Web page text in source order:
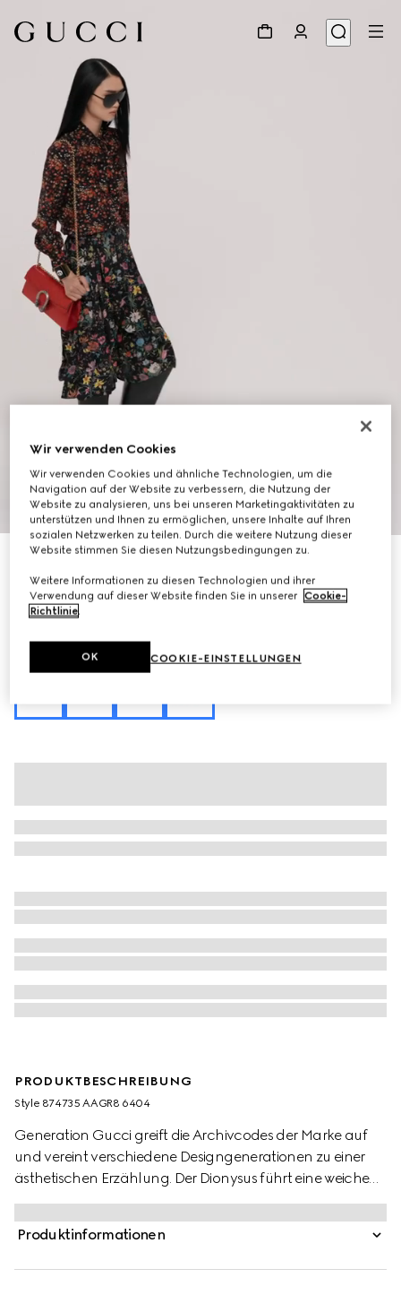
10
Mit Initialen personalisieren
CHF 2,790
VariantenRotes Leder
PRODUKTBESCHREIBUNG
Style ‎874735 AAGR8 6404
Generation Gucci greift die Archivcodes der Marke auf
und vereint verschiedene Designgenerationen zu einer
ästhetischen Erzählung. Der Dionysus führt eine weiche
Zwickelkonstruktion und zweifarbige Metallteile ein. Die
Metallausführungen des emblematischen Tigerkopfes
und des neuen Kettenriemens ergänzen jede Stilvariation
Produktinformationen
Wir verwenden Cookies
Wir verwenden Cookies und ähnliche Technologien, um die
Navigation auf der Website zu verbessern, die Nutzung der
Website zu analysieren, uns bei unseren Marketingaktivitäten zu
unterstützen und Ihnen zu ermöglichen, unsere Inhalte auf Ihren
sozialen Netzwerken zu teilen. Durch die weitere Nutzung dieser
Website stimmen Sie diesen Nutzungsbedingungen zu.
Weitere Informationen zu diesen Technologien und ihrer
Verwendung auf dieser Website finden Sie in unserer Cookie-
Richtlinie.
COOKIE-EINSTELLUNGEN
OK